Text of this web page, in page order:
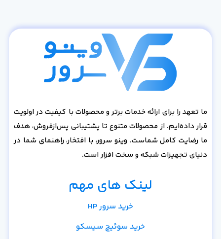
ما تعهد را برای ارائه خدمات برتر و محصولات با کیفیت در اولویت
قرار داده‌ایم. از محصولات متنوع تا پشتیبانی پس‌از‌فروش، هدف
ما رضایت کامل شماست. وینو سرور، با افتخار، راهنمای شما در
دنیای تجهیزات شبکه و سخت افزار است.
لینک های مهم
خرید سرور HP
خرید سوئیچ سیسکو